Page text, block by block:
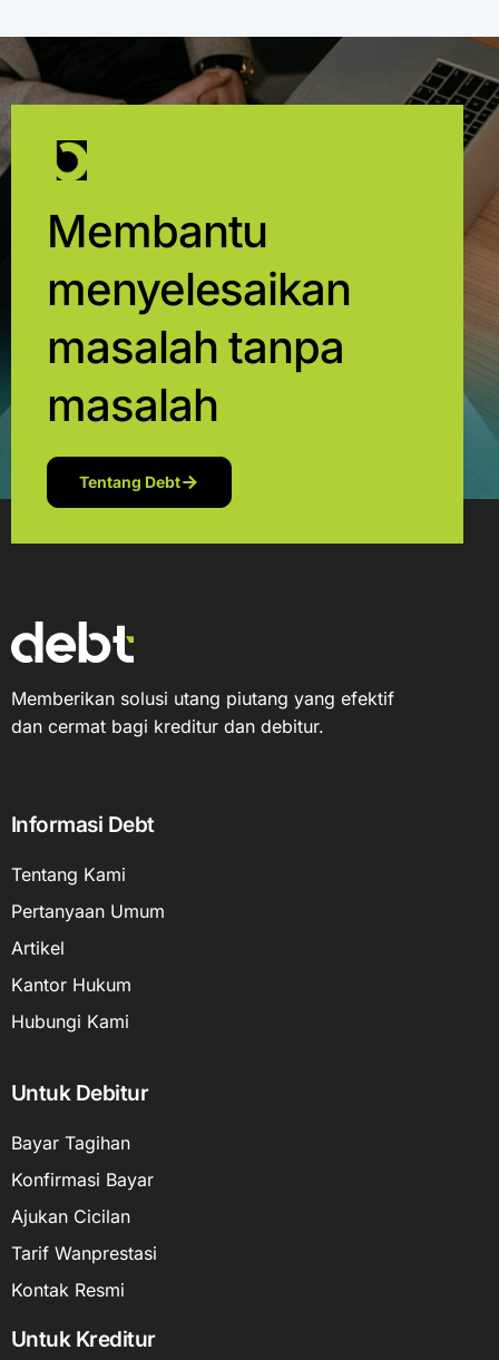
Membantu
menyelesaikan
masalah tanpa
masalah
Tentang Debt
Memberikan solusi utang piutang yang efektif
dan cermat bagi kreditur dan debitur.
Informasi Debt
Tentang Kami
Pertanyaan Umum
Artikel
Kantor Hukum
Hubungi Kami
Untuk Debitur
Bayar Tagihan
Konfirmasi Bayar
Ajukan Cicilan
Tarif Wanprestasi
Kontak Resmi
Untuk Kreditur